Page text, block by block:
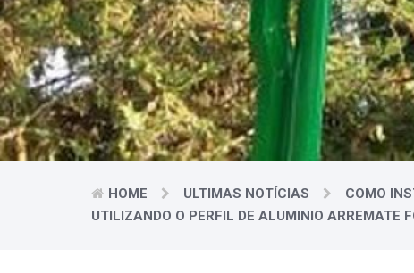
HOME ULTIMAS NOTÍCIAS
COMO
UTILIZANDO O PERFIL DE ALUMINIO ARREMATE